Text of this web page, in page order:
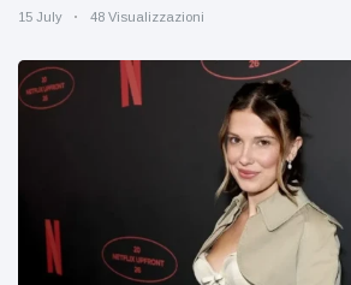
15 July 48 Visualizzazioni